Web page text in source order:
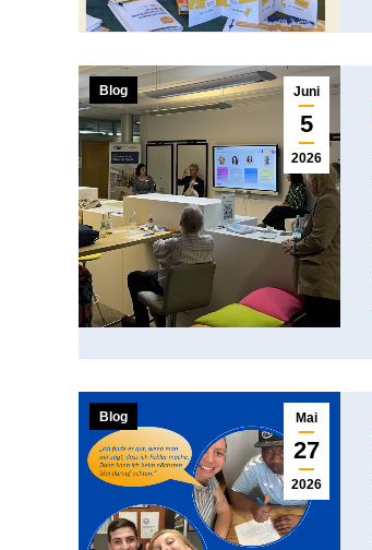
Juni
5
2026
Blog
Mai
27
2026
Blog